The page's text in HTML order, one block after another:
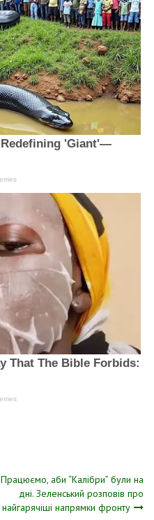
Працюємо, аби “Калібри” були на
дні. Зеленський розповів про
найгарячіші напрямки фронту